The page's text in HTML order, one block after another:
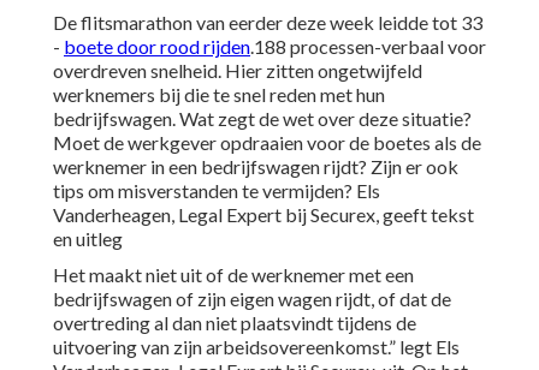
De flitsmarathon van eerder deze week leidde tot 33
- boete door rood rijden.188 processen-verbaal voor
overdreven snelheid. Hier zitten ongetwijfeld
werknemers bij die te snel reden met hun
bedrijfswagen. Wat zegt de wet over deze situatie?
Moet de werkgever opdraaien voor de boetes als de
werknemer in een bedrijfswagen rijdt? Zijn er ook
tips om misverstanden te vermijden? Els
Vanderheagen, Legal Expert bij Securex, geeft tekst
en uitleg
Het maakt niet uit of de werknemer met een
bedrijfswagen of zijn eigen wagen rijdt, of dat de
overtreding al dan niet plaatsvindt tijdens de
uitvoering van zijn arbeidsovereenkomst.” legt Els